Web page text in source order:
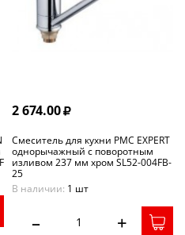
2 674.00
Смеситель для кухни РМС EXPERT
однорычажный с поворотным
изливом 237 мм хром SL52-004FB-
25
В наличии: 1 шт
– +